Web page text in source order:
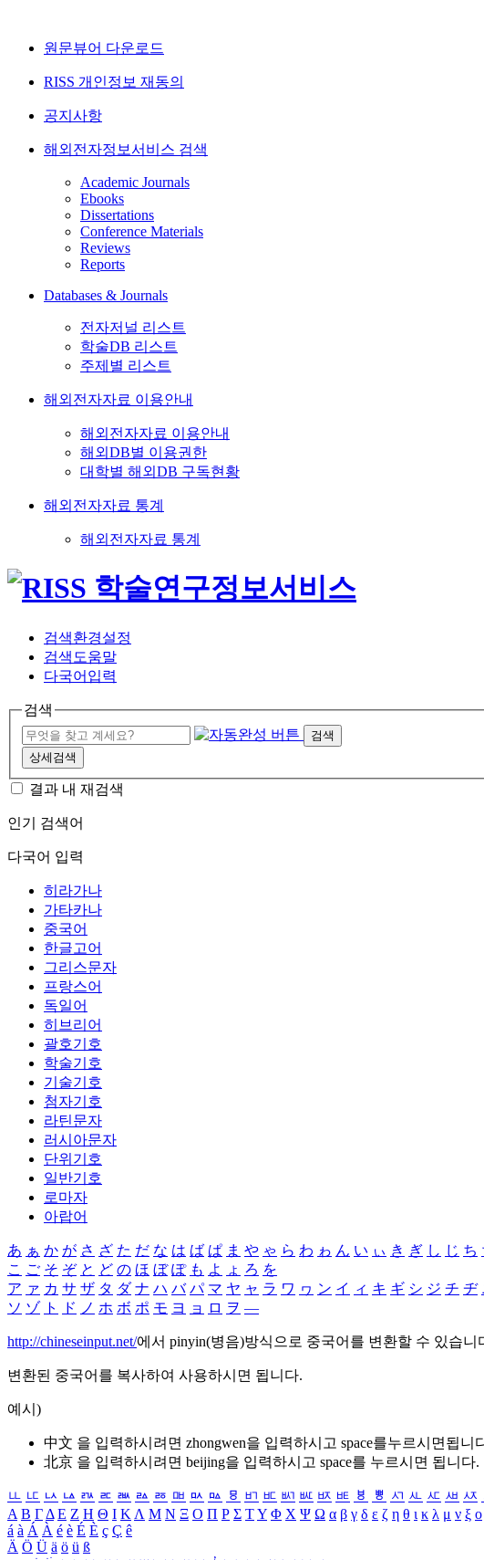
원문뷰어 다운로드
RISS 개인정보 재동의
공지사항
해외전자정보서비스 검색
Academic Journals
Ebooks
Dissertations
Conference Materials
Reviews
Reports
Databases & Journals
전자저널 리스트
학술DB 리스트
주제별 리스트
해외전자자료 이용안내
해외전자자료 이용안내
해외DB별 이용권한
대학별 해외DB 구독현황
해외전자자료 통계
해외전자자료 통계
검색환경설정
검색도움말
다국어입력
검색
검색
상세검색
결과 내 재검색
인기 검색어
다국어 입력
히라가나
가타카나
중국어
한글고어
그리스문자
프랑스어
독일어
히브리어
괄호기호
학술기호
기술기호
첨자기호
라틴문자
러시아문자
단위기호
일반기호
로마자
아랍어
あ ぁ か が さ ざ た だ な は ば ぱ ま や ゃ ら わ ゎ ん い ぃ き ぎ し じ ち
こ ご そ ぞ と ど の ほ ぼ ぽ も よ ょ ろ を
ア ァ カ サ ザ タ ダ ナ ハ バ パ マ ヤ ャ ラ ワ ヮ ン イ ィ キ ギ シ ジ チ ヂ
ソ ゾ ト ド ノ ホ ボ ポ モ ヨ ョ ロ ヲ ―
http://chineseinput.net/에서 pinyin(병음)방식으로 중국어를 변환할 수 있습니
변환된 중국어를 복사하여 사용하시면 됩니다.
예시)
中文 을 입력하시려면 zhongwen을 입력하시고 space를누르시면됩니
北京 을 입력하시려면 beijing을 입력하시고 space를 누르시면 됩니다.
ㅥ ㅦ ㅧ ㅨ ㅩ ㅪ ㅫ ㅬ ㅭ ㅮ ㅯ ㅰ ㅱ ㅲ ㅳ ㅴ ㅵ ㅶ ㅷ ㅸ ㅹ ㅺ ㅻ ㅼ ㅽ ㅾ
Α Β ΓΔ Ε Ζ Η Θ Ι ΚΛ Μ Ν Ξ Ο Π Ρ Σ ΤΥ Φ Χ Ψ Ω α β γ δ ε ζ η θ ι κ λ μ ν ξ ο
á à Á À é è É È ç Ç ê
Ä Ö Ü ä ö ü ß